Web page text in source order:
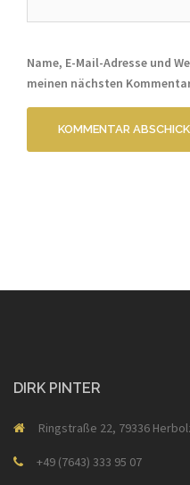
Name, E-Mail-Adresse und
meinen nächsten
DIRK PINTER
Ringstraße 22, 79336
+49 (7643) 333 95 07